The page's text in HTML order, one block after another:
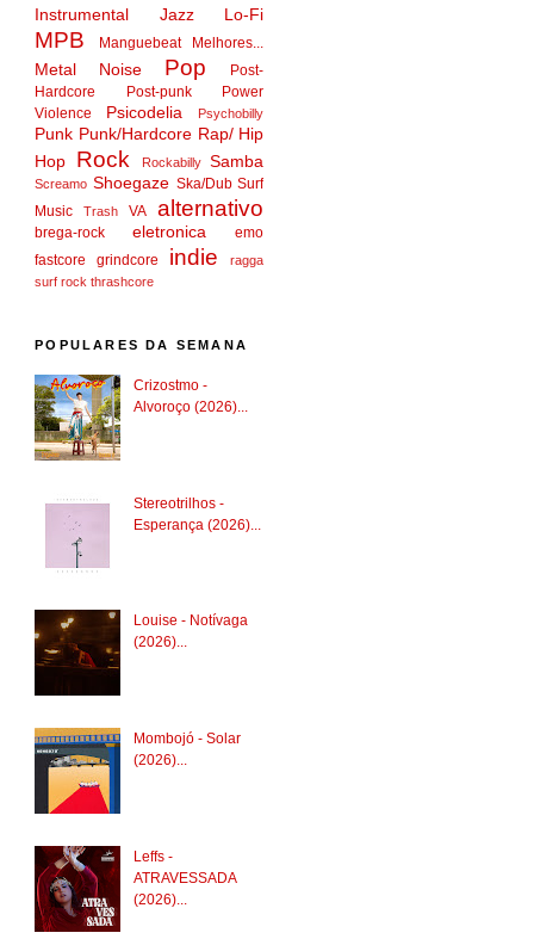
Instrumental Jazz Lo-Fi
MPB Manguebeat Melhores...
Metal Noise Pop
Post-
Hardcore
Post-punk
Power
Violence
Psicodelia Psychobilly
Punk Punk/Hardcore Rap/ Hip
Hop
Rock Rockabilly Samba
Screamo Shoegaze Ska/Dub Surf
Music
Trash VA alternativo
brega-rock eletronica
emo
fastcore
grindcore indie
ragga
surf rock thrashcore
POPULARES DA SEMANA
Crizostmo -
Alvoroço (2026)...
Stereotrilhos -
Esperança (2026)...
Louise - Notívaga
(2026)...
Mombojó - Solar
(2026)...
Leffs -
ATRAVESSADA
(2026)...